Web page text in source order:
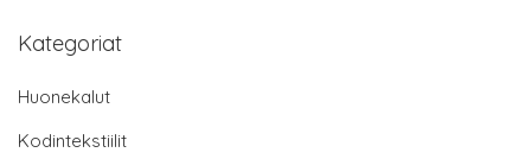
Kategoriat
Huonekalut
Kodintekstiilit